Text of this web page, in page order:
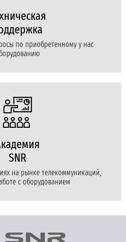
по приобретенному у нас
SNR
на рынке телекоммуникаций,
с оборудованием